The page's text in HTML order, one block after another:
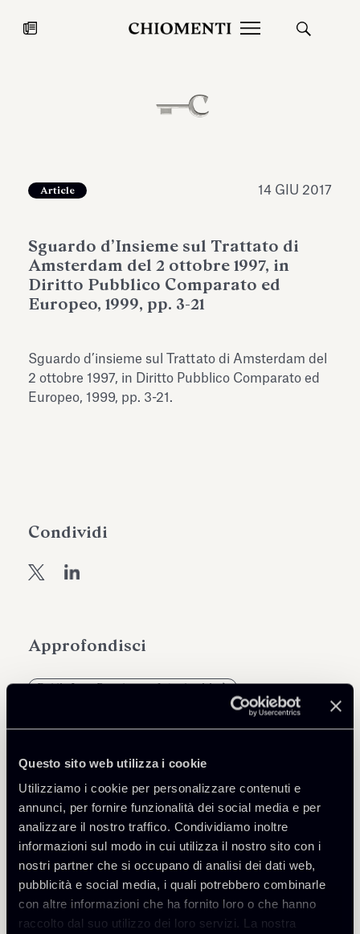
Questo sito web utilizza i cookie
Utilizziamo i cookie per personalizzare contenuti e
annunci, per fornire funzionalità dei social media e per
analizzare il nostro traffico. Condividiamo inoltre
informazioni sul modo in cui utilizza il nostro sito con i
nostri partner che si occupano di analisi dei dati web,
pubblicità e social media, i quali potrebbero combinarle
con altre informazioni che ha fornito loro o che hanno
raccolto dal suo utilizzo dei loro servizi. La nostra
27 LUG 2026
ampliando gli spazi espositivi
dell’Antiquarium di Villa Albani
Torlonia
Leggi tutto
Approfondisci
Public Law, Regulatory & Authorities
Article 14 GIU 2017
Sguardo d’Insieme sul Trattato di
Amsterdam del 2 ottobre 1997, in
Diritto Pubblico Comparato ed
Europeo, 1999, pp. 3-21
Sguardo d’insieme sul Trattato di Amsterdam del
2 ottobre 1997, in Diritto Pubblico Comparato ed
Europeo, 1999, pp. 3-21.
Condividi
Torna agli Insights